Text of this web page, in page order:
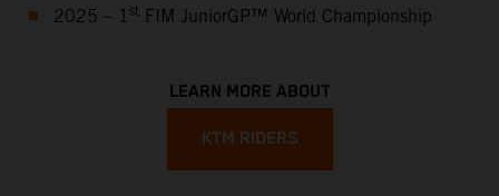
2025 – 1 st FIM JuniorGP™ World Championship
LEARN MORE ABOUT
KTM RIDERS